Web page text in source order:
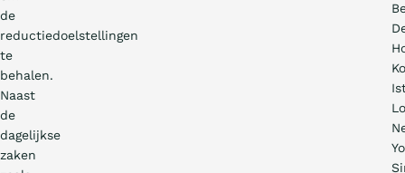
de
reductiedoelstellingen
te
behalen.
Naast
de
dagelijkse
zaken